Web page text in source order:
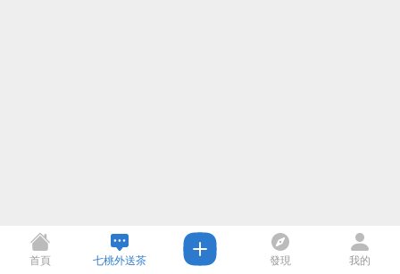
首頁 七桃外送茶 發現 我的